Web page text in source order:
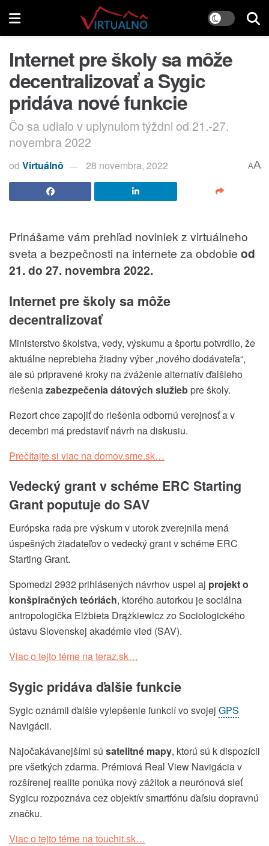
Internet pre školy sa môže
decentralizovať a Sygic
pridáva nové funkcie
Čo sa udialo v uplynulom týždni od 21.-27.
novembra 2022
od Virtuálnô 28 novembra, 2022 AA
Prinášame vám prehľad noviniek z virtuálneho
sveta a bezpečnosti na internete za obdobie od
21. do 27. novembra 2022.
Internet pre školy sa môže
decentralizovať
Ministerstvo školstva, vedy, výskumu a športu potvrdilo, že
aktuálne neprebieha žiadny výber „nového dodávateľa“,
ale sú pripravené kroky na zváženie alternatív ďalšieho
riešeniazabezpečenia dátových služiebpre školy.
Rezort chce zapojiť do riešenia odbornú verejnosť a v
decembri má predstaviť návrh na diskusiu.
Prečítajte si viac na domov.sme.sk…
Vedecký grant v schéme ERC Starting
Grant poputuje do SAV
Európska rada pre výskum v utorok zverejnila mená
úspešných žiadateľov o vedecký grant v schéme ERC
Starting Grant.
Spomedzi 2932 prihlásených návrhov uspel aj projekt o
konšpiračných teóriách, ktorého autorkou je sociálna
antropologička Elżbieta Drążkiewicz zo Sociologického
ústavu Slovenskej akadémie vied (SAV).
Viac o tejto téme na teraz.sk…
Sygic pridáva ďalšie funkcie
Sygic oznámil ďalšie vylepšenie funkcií vo svojej GPS
Navigácii.
Najočakávanejšími sú satelitné mapy, ktorú sú k dispozícii
pre všetkých zdarma. Prémiová Real View Navigácia v
rozšírenej realite ponúka nový zážitok a neurónová sieť
Sygicu rozpoznáva cez objektív smartfónu ďaľsiu dopravnú
značku.
Viac o tejto téme na touchit.sk…